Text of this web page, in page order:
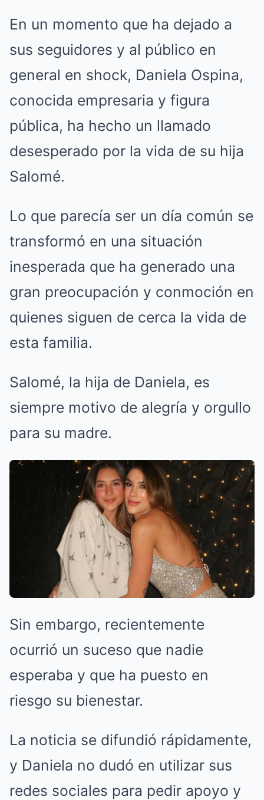
En un momento que ha dejado a
sus seguidores y al público en
general en shock, Daniela Ospina,
conocida empresaria y figura
pública, ha hecho un llamado
desesperado por la vida de su hija
Salomé.
Lo que parecía ser un día común se
transformó en una situación
inesperada que ha generado una
gran preocupación y conmoción en
quienes siguen de cerca la vida de
esta familia.
Salomé, la hija de Daniela, es
siempre motivo de alegría y orgullo
para su madre.
Sin embargo, recientemente
ocurrió un suceso que nadie
esperaba y que ha puesto en
riesgo su bienestar.
La noticia se difundió rápidamente,
y Daniela no dudó en utilizar sus
redes sociales para pedir apoyo y